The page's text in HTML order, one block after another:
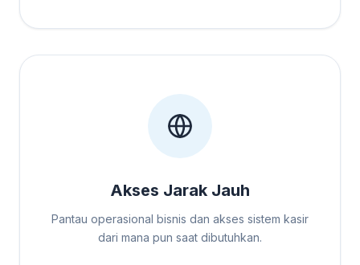
Akses Jarak Jauh
Pantau operasional bisnis dan akses sistem kasir
dari mana pun saat dibutuhkan.